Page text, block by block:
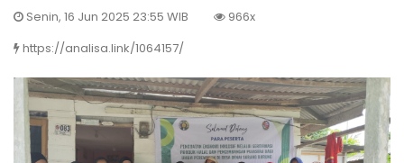
Senin, 16 Jun 2025 23:55 WIB
966x
https://analisa.link/1064157/